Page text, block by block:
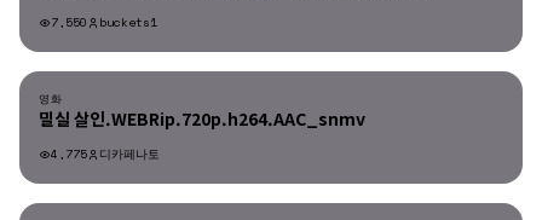
7,550 buckets1
영화
밀실 살인.WEBRip.720p.h264.AAC_snmv
4,775 디카페나토